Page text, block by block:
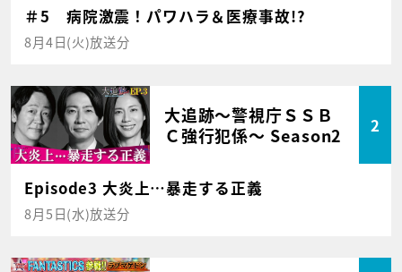
＃5 病院激震！パワハラ＆医療事故!?
8月4日(火)放送分
大追跡～警視庁ＳＳＢ
Ｃ強行犯係～ Season2
2
Episode3 大炎上…暴走する正義
8月5日(水)放送分